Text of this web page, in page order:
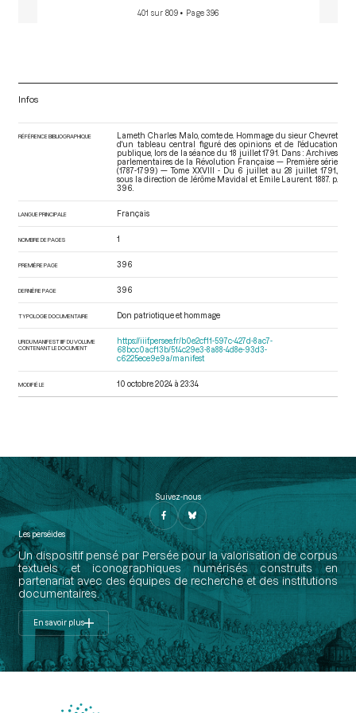
401 sur 809 • Page 396
Infos
RÉFÉRENCE BIBLIOGRAPHIQUE
Lameth Charles Malo, comte de. Hommage du sieur Chevret
d'un tableau central figuré des opinions et de l'éducation
publique, lors de la séance du 18 juillet 1791. Dans : Archives
parlementaires de la Révolution Française — Première série
(1787-1799) — Tome XXVIII - Du 6 juillet au 28 juillet 1791.
sous la direction de Jérôme Mavidal et Emile Laurent. 1887. p.
396.
LANGUE PRINCIPALE Français
NOMBRE DE PAGES 1
PREMIÈRE PAGE 396
DERNIÈRE PAGE 396
TYPOLOGIE DOCUMENTAIRE Don patriotique et hommage
URI DU MANIFEST IIIF DU VOLUME
CONTENANT LE DOCUMENT
https://iiif.persee.fr/b0e2cf11-597c-427d-8ac7-
68bcc0acf13b/514c29e3-8a88-4d8e-93d3-
c6225ece9e9a/manifest
MODIFIÉ LE 10 octobre 2024 à 23:34
Suivez-nous
Les perséides
Un dispositif pensé par Persée pour la valorisation de corpus
textuels et iconographiques numérisés construits en
partenariat avec des équipes de recherche et des institutions
documentaires.
En savoir plus